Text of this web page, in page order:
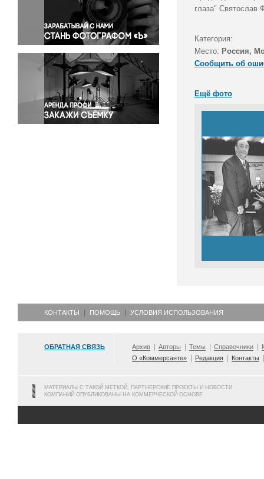
Правосудие
Происшествия и конфликты
Религия
Светская жизнь
Спорт
Экология
Экономика и бизнес
глаза" Святослав
Категория:
Место: Россия,
Сообщить об
Ещё фото
КОНТАКТЫ ПОМОЩЬ УСЛОВИЯ ИСПОЛЬЗОВАНИЯ
ОБРАТНАЯ СВЯЗЬ Архив Авторы Темы Справочники
О «Коммерсанте»
Редакция Контакты
МАТЕРИАЛЫ С ТАКОЙ МЕТКОЙ, ПАРТНЕРСКИЕ ПРОЕКТЫ И НОВОСТИ
КОМПАНИЙ ОПУБЛИКОВАНЫ НА КОММЕРЧЕСКОЙ ОСНОВЕ